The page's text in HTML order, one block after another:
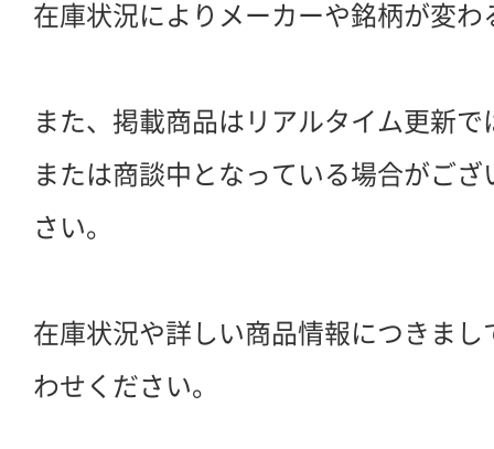
在庫状況によりメーカーや銘柄が変
また、掲載商品はリアルタイム更新
または商談中となっている場合がご
さい。
在庫状況や詳しい商品情報につきま
わせください。